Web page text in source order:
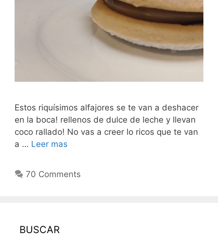
Estos riquísimos alfajores se te van a deshacer
en la boca! rellenos de dulce de leche y llevan
coco rallado! No vas a creer lo ricos que te van
a … Leer mas
70 Comments
BUSCAR